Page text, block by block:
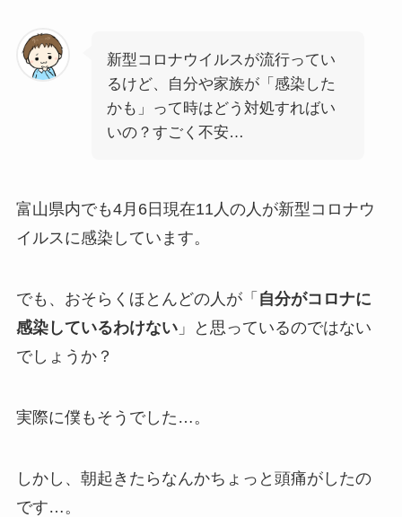
新型コロナウイルスが流行ってい
るけど、自分や家族が「感染した
かも」って時はどう対処すればい
いの？すごく不安…
富山県内でも4月6日現在11人の人が新型コロナウ
イルスに感染しています。
でも、おそらくほとんどの人が「 自分がコロナに
感染しているわけない」と思っているのではない
でしょうか？
実際に僕もそうでした…。
しかし、朝起きたらなんかちょっと頭痛がしたの
です…。